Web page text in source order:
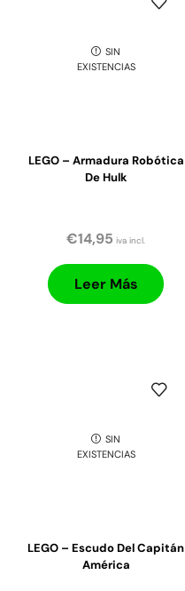
SIN
EXISTENCIAS
LEGO – Armadura Robótica
De Hulk
€14,95 iva incl.
Leer Más
SIN
EXISTENCIAS
LEGO – Escudo Del Capitán
América